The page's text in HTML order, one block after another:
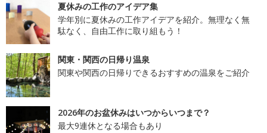
夏休みの工作のアイデア集
学年別に夏休みの工作アイデアを紹介。無理なく無
駄なく、自由工作に取り組もう！
関東・関西の日帰り温泉
関東や関西の日帰りできるおすすめの温泉をご紹介
2026年のお盆休みはいつからいつまで？
最大9連休となる場合もあり